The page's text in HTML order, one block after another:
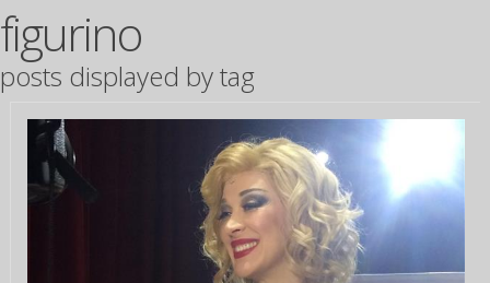
figurino
posts displayed by tag